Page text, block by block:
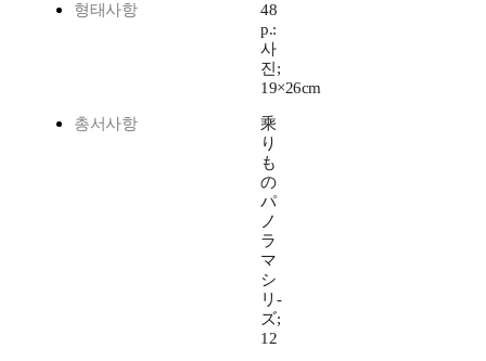
형태사항
48
p.:
사
진;
19×26cm
총서사항
乘
り
も
の
パ
ノ
ラ
マ
シ
リ-
ズ;
12